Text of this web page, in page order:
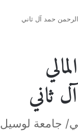
حمد آل ثاني
ثاني
جامعة لوسيل